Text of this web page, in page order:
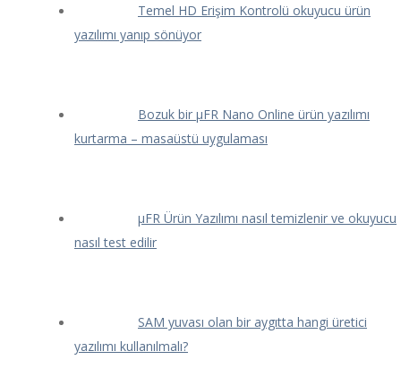
Temel HD Erişim Kontrolü okuyucu ürün
yazılımı yanıp sönüyor
Bozuk bir μFR Nano Online ürün yazılımı
kurtarma – masaüstü uygulaması
μFR Ürün Yazılımı nasıl temizlenir ve okuyucu
nasıl test edilir
SAM yuvası olan bir aygıtta hangi üretici
yazılımı kullanılmalı?